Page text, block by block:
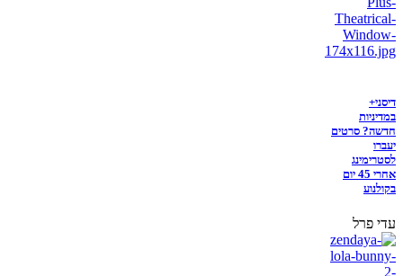
דיסני+
במדיניות
חדשה? סרטים
יעברו
לסטרימינג
אחרי 45 יום
בקולנוע
עדי פרל